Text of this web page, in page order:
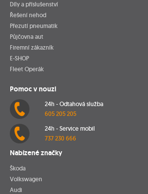
Díly a příslušenství
Řešení nehod
Přezutí pneumatik
Půjčovna aut
Firemní zákazník
E-SHOP
Fleet Operák
Pomoc v nouzi
24h - Odtahová služba
605 205 205
24h - Service mobil
737 230 666
Nabízené značky
Škoda
Volkswagen
Audi